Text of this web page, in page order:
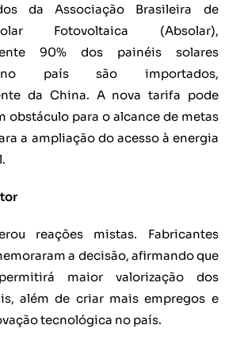
da Associação Brasileira de
Fotovoltaica (Absolar),
90% dos painéis solares
no país são importados,
da China. A nova tarifa pode
obstáculo para o alcance de metas
a ampliação do acesso à energia
reações mistas. Fabricantes
a decisão, afirmando que
maior valorização dos
além de criar mais empregos e
tecnológica no país.